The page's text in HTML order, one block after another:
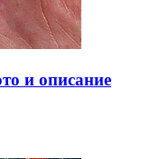
и описание